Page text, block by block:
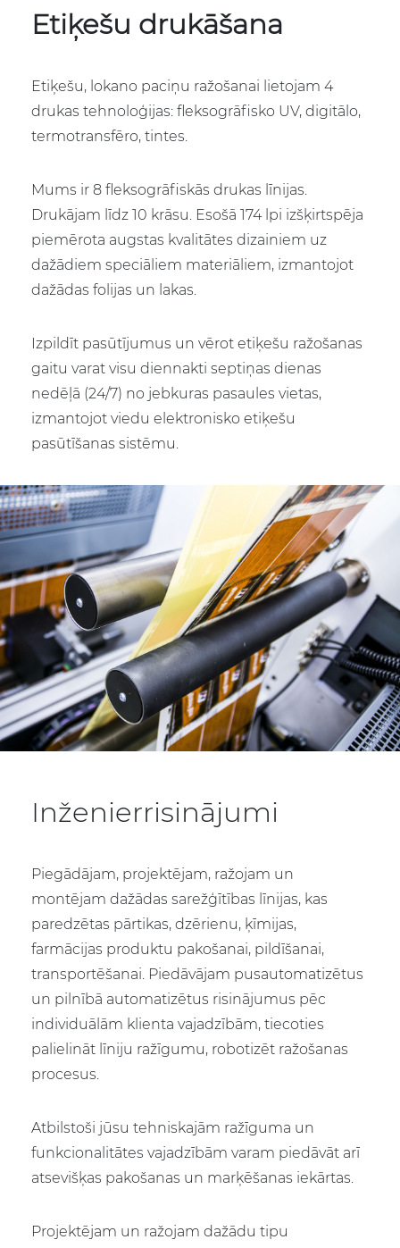
Etiķešu drukāšana
Etiķešu, lokano paciņu ražošanai lietojam 4
drukas tehnoloģijas: fleksogrāfisko UV, digitālo,
termotransfēro, tintes.
Mums ir 8 fleksogrāfiskās drukas līnijas.
Drukājam līdz 10 krāsu. Esošā 174 lpi izšķirtspēja
piemērota augstas kvalitātes dizainiem uz
dažādiem speciāliem materiāliem, izmantojot
dažādas folijas un lakas.
Izpildīt pasūtījumus un vērot etiķešu ražošanas
gaitu varat visu diennakti septiņas dienas
nedēļā (24/7) no jebkuras pasaules vietas,
izmantojot viedu elektronisko etiķešu
pasūtīšanas sistēmu.
Inženierrisinājumi
Piegādājam, projektējam, ražojam un
montējam dažādas sarežģītības līnijas, kas
paredzētas pārtikas, dzērienu, ķīmijas,
farmācijas produktu pakošanai, pildīšanai,
transportēšanai. Piedāvājam pusautomatizētus
un pilnībā automatizētus risinājumus pēc
individuālām klienta vajadzībām, tiecoties
palielināt līniju ražīgumu, robotizēt ražošanas
procesus.
Atbilstoši jūsu tehniskajām ražīguma un
funkcionalitātes vajadzībām varam piedāvāt arī
atsevišķas pakošanas un marķēšanas iekārtas.
Projektējam un ražojam dažādu tipu